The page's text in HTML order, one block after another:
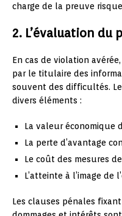
charge de la preuve
2. L’évaluation du
En cas de violation
par le titulaire des
souvent des difficultés.
divers éléments :
La valeur économique
La perte d’avantage
Le coût des mesures
L’atteinte à l’image de
Les clauses pénales